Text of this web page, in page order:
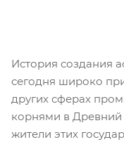
История создания
сегодня широко
других сферах
корнями в Древний
жители этих